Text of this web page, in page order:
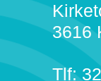
3616
Tlf: